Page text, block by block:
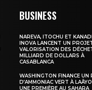
BUSINESS
NAREVA, ITOCHU ET
INOVA LANCENT UN
VALORISATION DES
MILLIARD DE DOLLARS À
CASABLANCA
WASHINGTON FINANCE UN
D’AMMONIAC VERT À
UNE PREMIÈRE AU SAHARA